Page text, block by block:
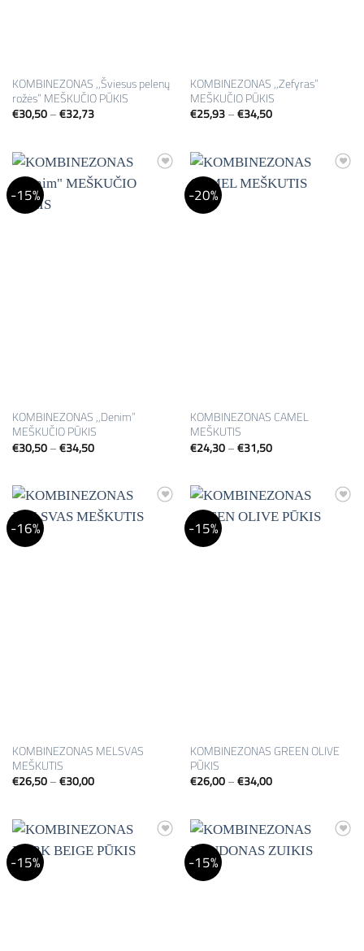
KOMBINEZONAS ,,Šviesus pelenų
rožės” MEŠKUČIO PŪKIS
€30,50 –€32,73Price
€32,73
KOMBINEZONAS ,,Zefyras”
MEŠKUČIO PŪKIS
€25,93 –€34,50Price
€34,50
-15% Mėgstamiausias
KOMBINEZONAS ,,Denim”
MEŠKUČIO PŪKIS
€30,50 –€34,50Price
range:
€34,50
-20% Mėgstamiausias
KOMBINEZONAS CAMEL
MEŠKUTIS
€24,30 –€31,50Price
range:
€31,50
-16% Mėgstamiausias
KOMBINEZONAS MELSVAS
MEŠKUTIS
€26,50 –€30,00Price
€30,00
-15% Mėgstamiausias
KOMBINEZONAS GREEN OLIVE
PŪKIS
€26,00 –€34,00Price
€34,00
-15% Mėgstamiausias -15% Mėgstamiausias